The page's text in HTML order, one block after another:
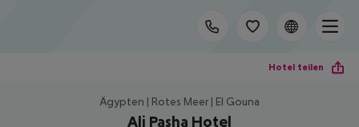
Hotel teilen
Ägypten | Rotes Meer | El Gouna
Ali Pasha Hotel